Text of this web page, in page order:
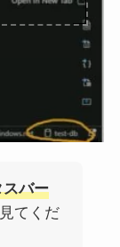
バー
てくだ